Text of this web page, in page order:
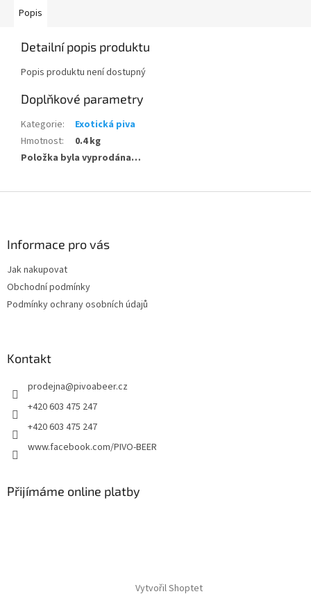
Popis
Detailní popis produktu
Popis produktu není dostupný
Doplňkové parametry
Kategorie:
Exotická piva
Hmotnost:
0.4 kg
Položka byla vyprodána…
Informace pro vás
Jak nakupovat
Obchodní podmínky
Podmínky ochrany osobních údajů
Kontakt
prodejna@pivoabeer.cz
+420 603 475 247
+420 603 475 247
www.facebook.com/PIVO-BEER
Přijímáme online platby
Vytvořil Shoptet